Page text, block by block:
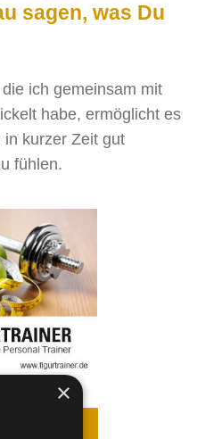
sagen, was Du
ich gemeinsam mit
habe, ermöglicht es
in kurzer Zeit gut
fühlen.
×